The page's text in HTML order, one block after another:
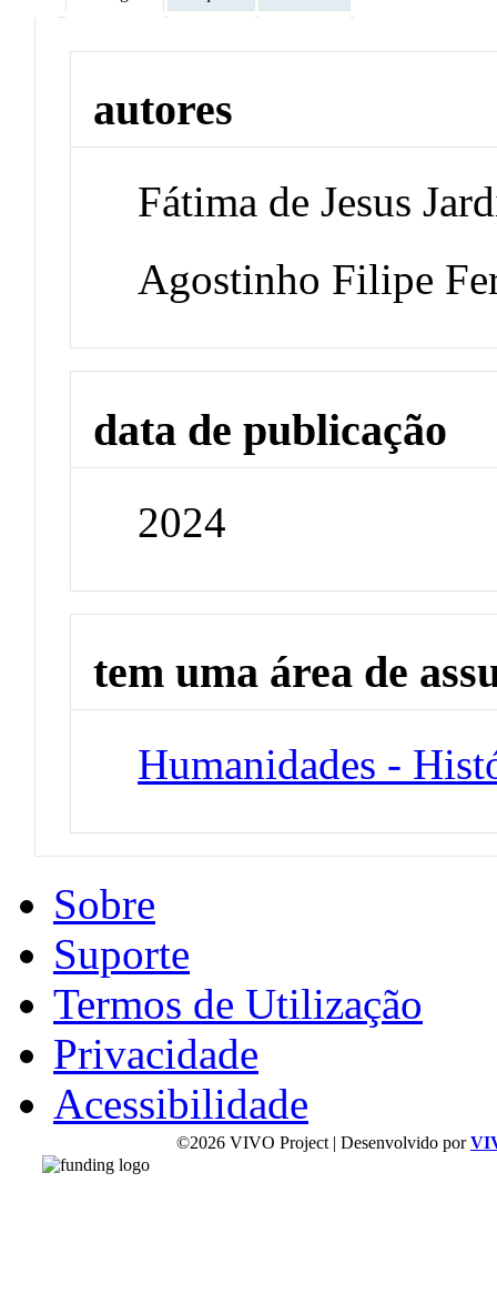
autores
Fátima de Jesus
Agostinho Filipe
data de publicação
2024
tem uma área de
Humanidades -
Sobre
Suporte
Termos de Utilização
Privacidade
Acessibilidade
©2026 VIVO Project | Desenvolvido por